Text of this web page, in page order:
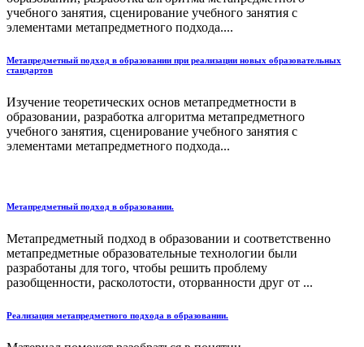
учебного занятия, сценирование учебного занятия с
элементами метапредметного подхода....
Метапредметный подход в образовании при реализации новых образовательных
стандартов
Изучение теоретических основ метапредметности в
образовании, разработка алгоритма метапредметного
учебного занятия, сценирование учебного занятия с
элементами метапредметного подхода...
Метапредметный подход в образовании.
Метапредметный подход в образовании и соответственно
метапредметные образовательные технологии были
разработаны для того, чтобы решить проблему
разобщенности, расколотости, оторванности друг от ...
Реализация метапредметного подхода в образовании.